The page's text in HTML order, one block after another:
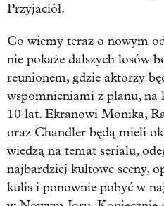
Przyjaciół.
Co wiemy teraz o nowym
nie pokaże dalszych losów
reunionem, gdzie aktorzy
wspomnieniami z planu,
10 lat. Ekranowi Monika,
oraz Chandler będą mieli
wiedzą na temat serialu,
najbardziej kultowe sceny,
kulis i ponownie pobyć w